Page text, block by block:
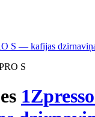
S — kafijas